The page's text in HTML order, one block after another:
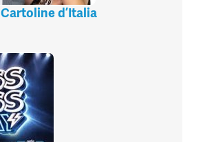
Cartoline d’Italia